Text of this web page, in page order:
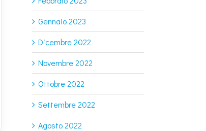
Gennaio 2023
Dicembre 2022
Novembre 2022
Ottobre 2022
Settembre 2022
Agosto 2022